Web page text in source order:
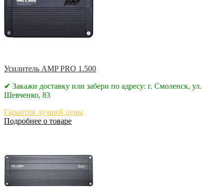
Усилитель AMP PRO 1.500
✔ Закажи доставку или забери по адресу: г. Смоленск, ул.
Шевченко, 83
Гарантия лучшей цены
Подробнее о товаре